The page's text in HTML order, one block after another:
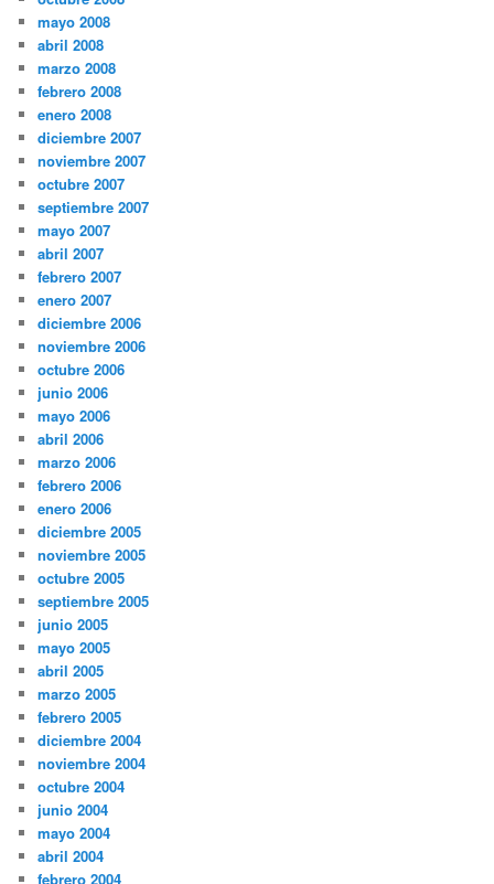
mayo 2008
abril 2008
marzo 2008
febrero 2008
enero 2008
diciembre 2007
noviembre 2007
octubre 2007
septiembre 2007
mayo 2007
abril 2007
febrero 2007
enero 2007
diciembre 2006
noviembre 2006
octubre 2006
junio 2006
mayo 2006
abril 2006
marzo 2006
febrero 2006
enero 2006
diciembre 2005
noviembre 2005
octubre 2005
septiembre 2005
junio 2005
mayo 2005
abril 2005
marzo 2005
febrero 2005
diciembre 2004
noviembre 2004
octubre 2004
junio 2004
mayo 2004
abril 2004
febrero 2004